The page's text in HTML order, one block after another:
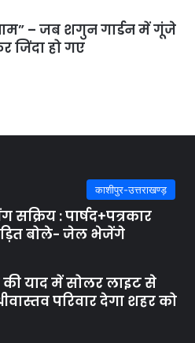
– जब शगुन गार्डन में गूंजे
जिंदा हो गए
काशीपुर-उत्तराखण्ड़
: पार्षद+पत्रकार
बोले- जेल भेजेंगे
की याद में सोलर लाइट से
परिवार देगा शहर को